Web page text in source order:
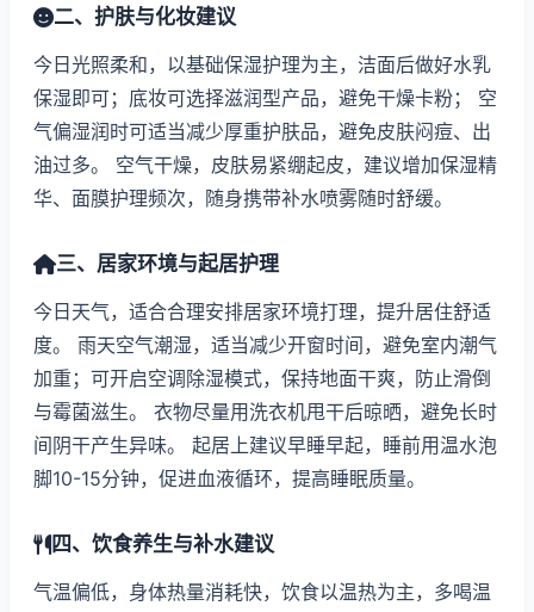
二、护肤与化妆建议
今日光照柔和，以基础保湿护理为主，洁面后做好水乳
保湿即可；底妆可选择滋润型产品，避免干燥卡粉； 空
气偏湿润时可适当减少厚重护肤品，避免皮肤闷痘、出
油过多。 空气干燥，皮肤易紧绷起皮，建议增加保湿精
华、面膜护理频次，随身携带补水喷雾随时舒缓。
三、居家环境与起居护理
今日天气，适合合理安排居家环境打理，提升居住舒适
度。 雨天空气潮湿，适当减少开窗时间，避免室内潮气
加重；可开启空调除湿模式，保持地面干爽，防止滑倒
与霉菌滋生。 衣物尽量用洗衣机甩干后晾晒，避免长时
间阴干产生异味。 起居上建议早睡早起，睡前用温水泡
脚10-15分钟，促进血液循环，提高睡眠质量。
四、饮食养生与补水建议
气温偏低，身体热量消耗快，饮食以温热为主，多喝温